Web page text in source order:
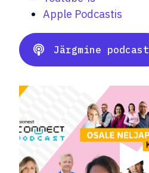
Apple Podcastis
Järgmine podcast